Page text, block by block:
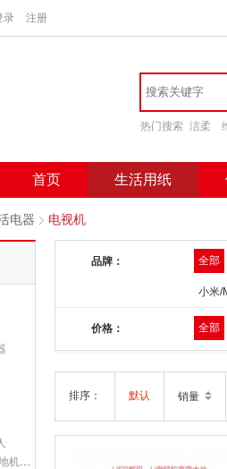
录 注册
热门搜索 洁柔
首页 生活用纸
电器 电视机
吸尘器/扫地机配件
品牌： 全部
小米/
价格： 全部
排序： 默认 销量